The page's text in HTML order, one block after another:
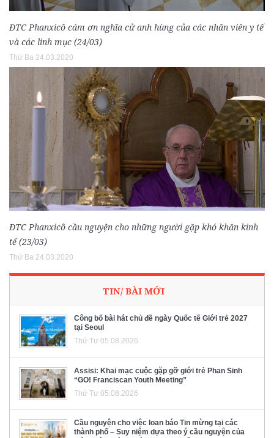
ĐTC Phanxicô cám ơn nghĩa cử anh hùng của các nhân viên y tế
và các linh mục (24/03)
Thứ Ba 24.03.2020
ĐTC Phanxicô cầu nguyện cho những người gặp khó khăn kinh
tế (23/03)
Thứ Ba 24.03.2020
TIN/ BÀI MỚI
Công bố bài hát chủ đề ngày Quốc tế Giới trẻ 2027
tại Seoul
Thứ Tư 05.08.2026
Assisi: Khai mạc cuộc gặp gỡ giới trẻ Phan Sinh
“GO! Franciscan Youth Meeting”
Thứ Tư 05.08.2026
Cầu nguyện cho việc loan báo Tin mừng tại các
thành phố – Suy niệm dựa theo ý cầu nguyện của